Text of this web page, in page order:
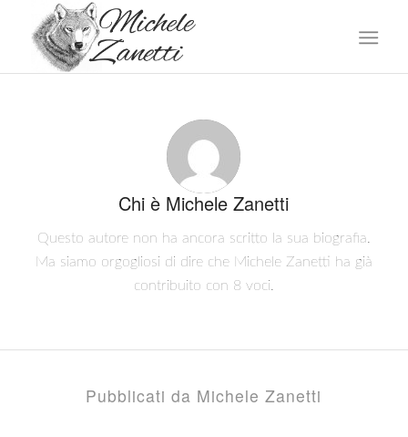
Chi è Michele Zanetti
Questo autore non ha ancora scritto la sua biografia.
Ma siamo orgogliosi di dire che Michele Zanetti ha già
contribuito con 8 voci.
Pubblicati da Michele Zanetti